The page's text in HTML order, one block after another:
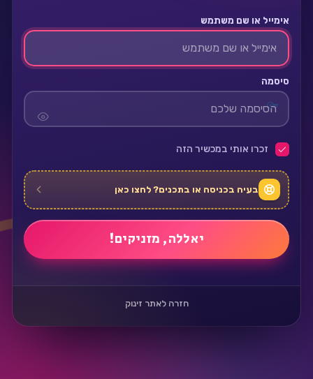
אימייל או שם משתמש
סיסמה
זכרו אותי במכשיר הזה
בעיה בכניסה או בתכנים? לחצו כאן
חזרה לאתר זינוק